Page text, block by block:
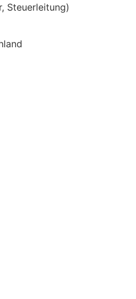
Steuerleitung)